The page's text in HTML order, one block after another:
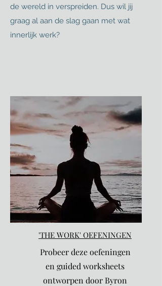
de wereld in verspreiden. Dus wil jij
graag al aan de slag gaan met wat
innerlijk werk?
'THE WORK' OEFENINGEN
Probeer deze oefeningen
en guided worksheets
ontworpen door Byron